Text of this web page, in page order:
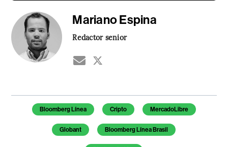
Mariano Espina
Redactor senior
Temas de este artículo
Bloomberg Línea Cripto MercadoLibre
Globant Bloomberg Línea Brasil